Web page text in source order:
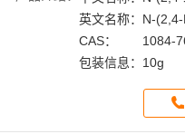
英文名称： N-
CAS：
1084-
包装信息： 10g